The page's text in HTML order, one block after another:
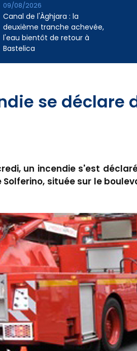
Canal de l'Àghjara : la
deuxième tranche achevée,
l'eau bientôt de retour à
Bastelica
09/08/2026
se déclare
un incendie s'est
située sur le